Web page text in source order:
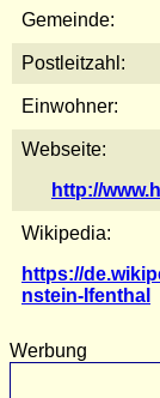
Gemeinde:
Postleitzahl:
Einwohner:
Webseite:
http://
Wikipedia:
https://
nstein-Ifenthal
Werbung